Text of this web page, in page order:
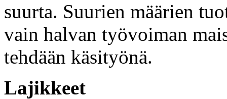
suurta. Suurien määrien
vain halvan työvoiman
tehdään käsityönä.
Lajikkeet